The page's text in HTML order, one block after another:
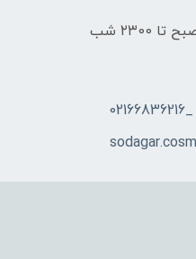
هفت روز هفته ، از ساعت ۰۹۰۰ صبح تا ۲۳00 شب